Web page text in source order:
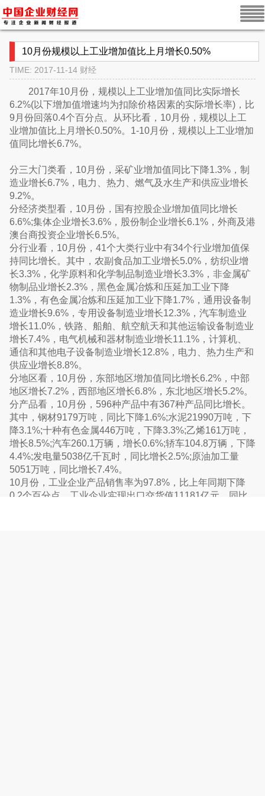
10月份规模以上工业增加值比上月增长0.50%
TIME: 2017-11-14 财经
2017年10月份，规模以上工业增加值同比实际增长
6.2%(以下增加值增速均为扣除价格因素的实际增长率)，比
9月份回落0.4个百分点。从环比看，10月份，规模以上工
业增加值比上月增长0.50%。1-10月份，规模以上工业增加
值同比增长6.7%。
分三大门类看，10月份，采矿业增加值同比下降1.3%，制
造业增长6.7%，电力、热力、燃气及水生产和供应业增长
9.2%。
分经济类型看，10月份，国有控股企业增加值同比增长
6.6%;集体企业增长3.6%，股份制企业增长6.1%，外商及港
澳台商投资企业增长6.5%。
分行业看，10月份，41个大类行业中有34个行业增加值保
持同比增长。其中，农副食品加工业增长5.0%，纺织业增
长3.3%，化学原料和化学制品制造业增长3.3%，非金属矿
物制品业增长2.3%，黑色金属冶炼和压延加工业下降
1.3%，有色金属冶炼和压延加工业下降1.7%，通用设备制
造业增长9.6%，专用设备制造业增长12.3%，汽车制造业
增长11.0%，铁路、船舶、航空航天和其他运输设备制造业
增长7.4%，电气机械和器材制造业增长11.1%，计算机、
通信和其他电子设备制造业增长12.8%，电力、热力生产和
供应业增长8.8%。
分地区看，10月份，东部地区增加值同比增长6.2%，中部
地区增长7.2%，西部地区增长6.8%，东北地区增长5.2%。
分产品看，10月份，596种产品中有367种产品同比增长。
其中，钢材9179万吨，同比下降1.6%;水泥21990万吨，下
降3.1%;十种有色金属446万吨，下降3.3%;乙烯161万吨，
增长8.5%;汽车260.1万辆，增长0.6%;轿车104.8万辆，下降
4.4%;发电量5038亿千瓦时，同比增长2.5%;原油加工量
5051万吨，同比增长7.4%。
10月份，工业企业产品销售率为97.8%，比上年同期下降
0.2个百分点。工业企业实现出口交货值11181亿元，同比